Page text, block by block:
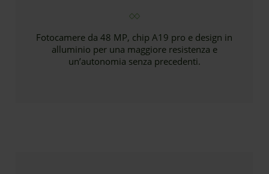
Fotocamere da 48 MP, chip A19 pro e design in
alluminio per una maggiore resistenza e
un’autonomia senza precedenti.